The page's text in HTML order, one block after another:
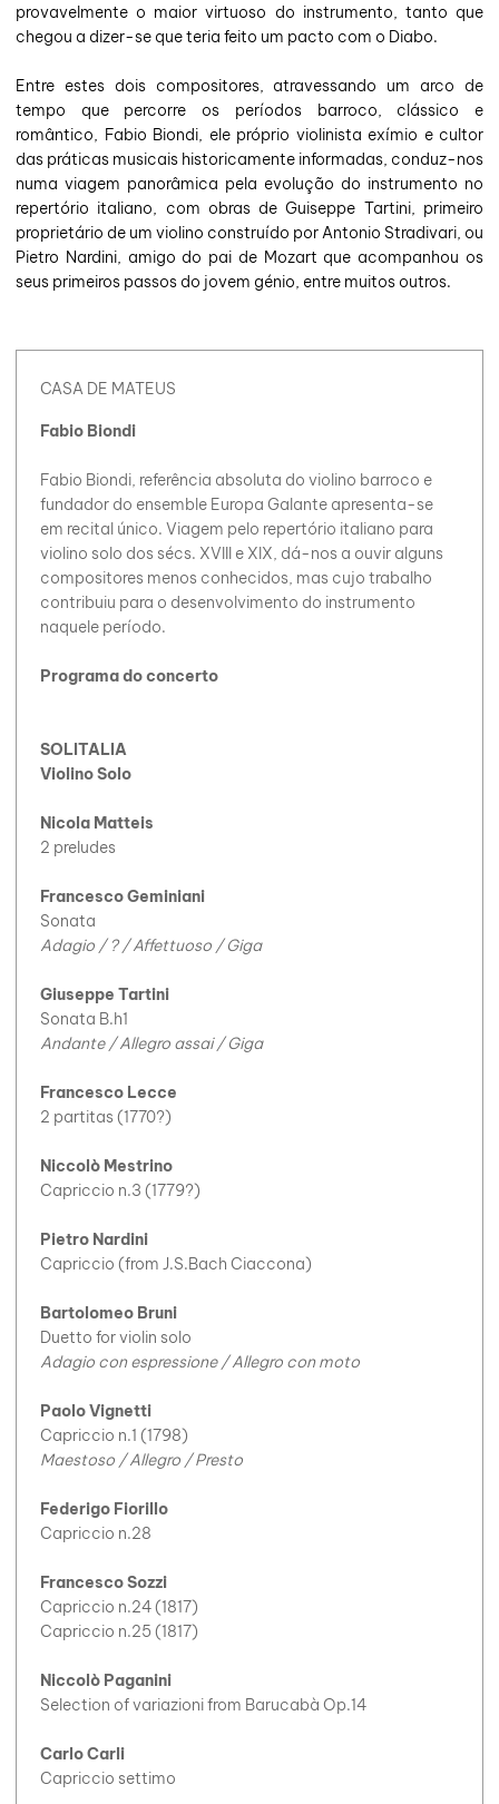
provavelmente o maior virtuoso do instrumento, tanto que
chegou a dizer-se que teria feito um pacto com o Diabo.
Entre estes dois compositores, atravessando um arco de
tempo que percorre os períodos barroco, clássico e
romântico, Fabio Biondi, ele próprio violinista exímio e cultor
das práticas musicais historicamente informadas, conduz-nos
numa viagem panorâmica pela evolução do instrumento no
repertório italiano, com obras de Guiseppe Tartini, primeiro
proprietário de um violino construído por Antonio Stradivari, ou
Pietro Nardini, amigo do pai de Mozart que acompanhou os
seus primeiros passos do jovem génio, entre muitos outros.
CASA DE MATEUS
Fabio Biondi
Fabio Biondi, referência absoluta do violino barroco e
fundador do ensemble Europa Galante apresenta-se
em recital único. Viagem pelo repertório italiano para
violino solo dos sécs. XVIII e XIX, dá-nos a ouvir alguns
compositores menos conhecidos, mas cujo trabalho
contribuiu para o desenvolvimento do instrumento
naquele período.
Programa do concerto
SOLITALIA
Violino Solo
Nicola Matteis
2 preludes
Francesco Geminiani
Sonata
Adagio / ? / Affettuoso / Giga
Giuseppe Tartini
Sonata B.h1
Andante / Allegro assai / Giga
Francesco Lecce
2 partitas (1770?)
Niccolò Mestrino
Capriccio n.3 (1779?)
Pietro Nardini
Capriccio (from J.S.Bach Ciaccona)
Bartolomeo Bruni
Duetto for violin solo
Adagio con espressione / Allegro con moto
Paolo Vignetti
Capriccio n.1 (1798)
Maestoso / Allegro / Presto
Federigo Fiorillo
Capriccio n.28
Francesco Sozzi
Capriccio n.24 (1817)
Capriccio n.25 (1817)
Niccolò Paganini
Selection of variazioni from Barucabà Op.14
Carlo Carli
Capriccio settimo